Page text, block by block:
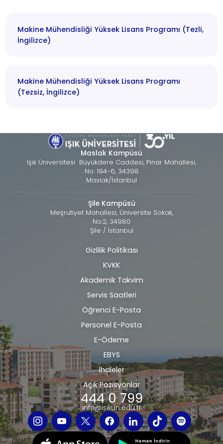
Makine Mühendisliği Yüksek Lisans Programı (Tezli,
İngilizce)
Makine Mühendisliği Yüksek Lisans Programı
(Tezsiz, İngilizce)
Maslak Kampüsü
Işık Üniversitesi Büyükdere Caddesi, Pınar Mahallesi,
No: 194-6, 34398
Maslak/İstanbul
Şile Kampüsü
Meşrutiyet Mahallesi, Üniversite Sokak,
No:2, 34980
Şile / İstanbul
Alt
bilgi
Gizlilik Politikası
KVKK
Akademik Takvim
Servis Saatleri
Öğrenci E-Posta
Personel E-Posta
E-Ödeme
EBYS
İhaleler
Açık Pozisyonlar
444 0 799
info@isikun.edu.tr